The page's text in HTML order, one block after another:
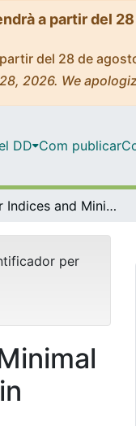
a partir del
del 28 de
2026. We
DD Com publicar
Power Indices and Minimal Winning Coalitions in Simple Games with Externalities
per